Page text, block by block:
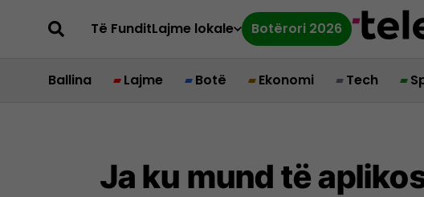
Të FunditLajme lokale Botërori 2026
Ballina Lajme Botë Ekonomi Tech
Ja ku mund të